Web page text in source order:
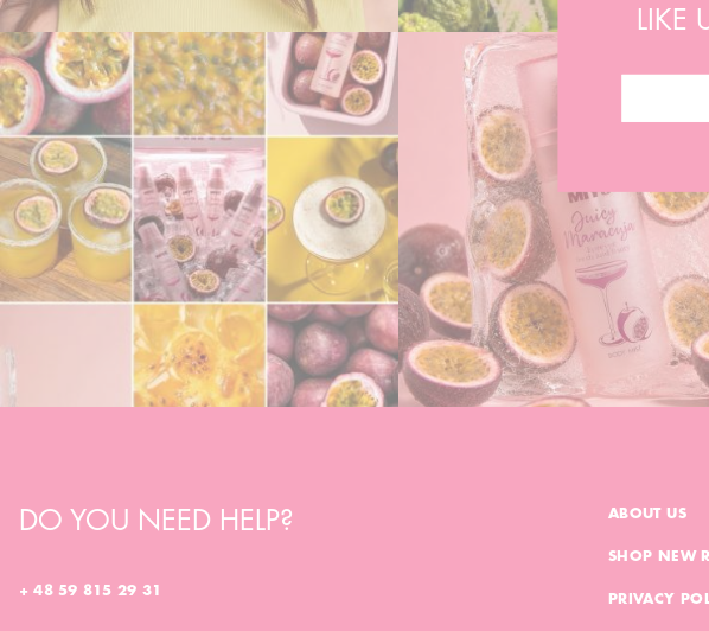
DO YOU NEED HELP?
+ 48 59 815 29 31
ABOUT US
SHOP NEW
PRIVACY